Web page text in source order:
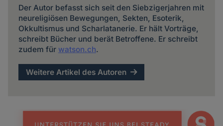
Der Autor befasst sich seit den Siebzigerjahren mit
neureligiösen Bewegungen, Sekten, Esoterik,
Okkultismus und Scharlatanerie. Er hält Vorträge,
schreibt Bücher und berät Betroffene. Er schreibt
zudem für watson.ch.
Weitere Artikel des Autoren